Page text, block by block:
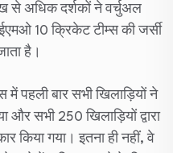
से अधिक दर्शकों ने वर्चुअल
10 क्रिकेट टीम्स की जर्सी
है।
में पहली बार सभी खिलाड़ियों ने
और सभी 250 खिलाड़ियों द्वारा
किया गया। इतना ही नहीं, वे